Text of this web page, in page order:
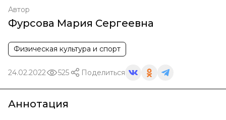
Автор
Фурсова Мария Сергеевна
Физическая культура и спорт
24.02.2022 525 Поделиться
Аннотация